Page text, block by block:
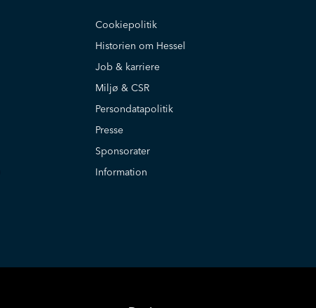
Cookiepolitik
Historien om Hessel
Job & karriere
Miljø & CSR
Persondatapolitik
Presse
Sponsorater
Information